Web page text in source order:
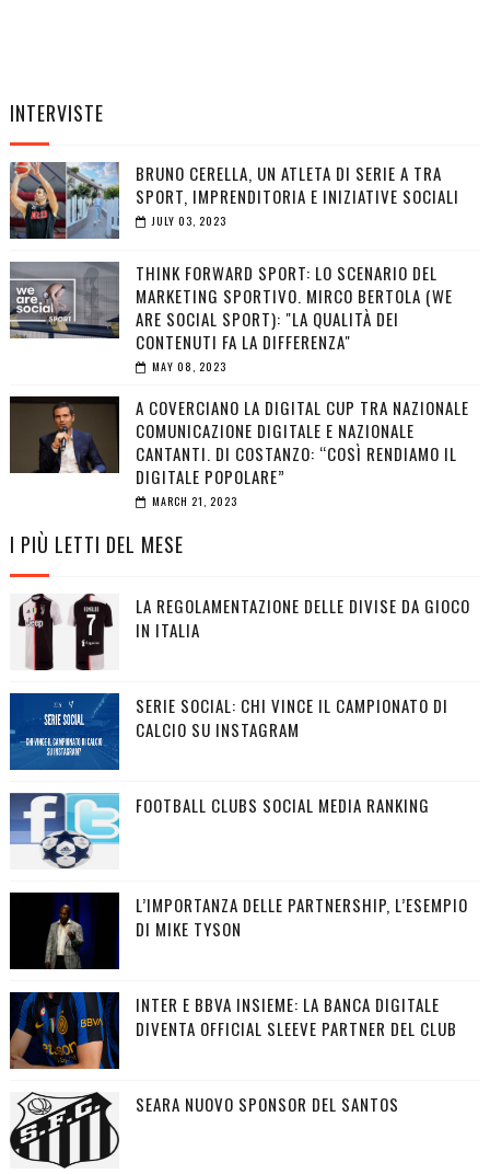
INTERVISTE
BRUNO CERELLA, UN ATLETA DI SERIE A TRA
SPORT, IMPRENDITORIA E INIZIATIVE SOCIALI
JULY 03, 2023
THINK FORWARD SPORT: LO SCENARIO DEL
MARKETING SPORTIVO. MIRCO BERTOLA (WE
ARE SOCIAL SPORT): "LA QUALITÀ DEI
CONTENUTI FA LA DIFFERENZA"
MAY 08, 2023
A COVERCIANO LA DIGITAL CUP TRA NAZIONALE
COMUNICAZIONE DIGITALE E NAZIONALE
CANTANTI. DI COSTANZO: “COSÌ RENDIAMO IL
DIGITALE POPOLARE”
MARCH 21, 2023
I PIÙ LETTI DEL MESE
LA REGOLAMENTAZIONE DELLE DIVISE DA GIOCO
IN ITALIA
SERIE SOCIAL: CHI VINCE IL CAMPIONATO DI
CALCIO SU INSTAGRAM
FOOTBALL CLUBS SOCIAL MEDIA RANKING
L’IMPORTANZA DELLE PARTNERSHIP, L’ESEMPIO
DI MIKE TYSON
INTER E BBVA INSIEME: LA BANCA DIGITALE
DIVENTA OFFICIAL SLEEVE PARTNER DEL CLUB
SEARA NUOVO SPONSOR DEL SANTOS